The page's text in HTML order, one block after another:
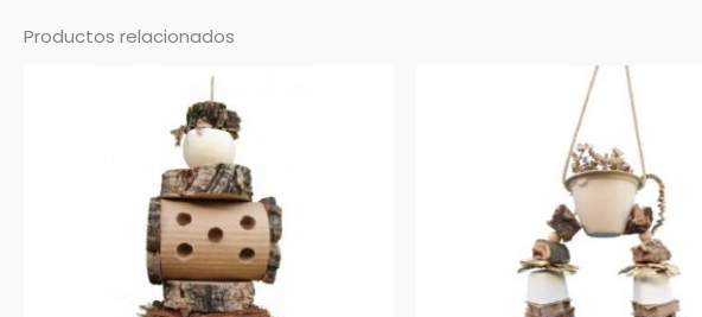
Productos relacionados